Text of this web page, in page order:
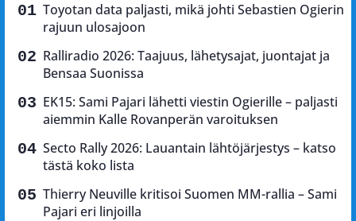
Toyotan data paljasti, mikä johti Sebastien Ogierin
rajuun ulosajoon
Ralliradio 2026: Taajuus, lähetysajat, juontajat ja
Bensaa Suonissa
EK15: Sami Pajari lähetti viestin Ogierille – paljasti
aiemmin Kalle Rovanperän varoituksen
Secto Rally 2026: Lauantain lähtöjärjestys – katso
tästä koko lista
Thierry Neuville kritisoi Suomen MM-rallia – Sami
Pajari eri linjoilla